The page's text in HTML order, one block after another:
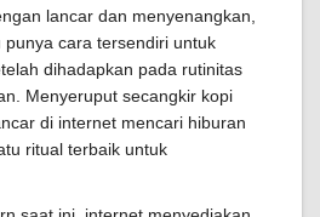
lancar dan menyenangkan,
cara tersendiri untuk
dihadapkan pada rutinitas
Menyeruput secangkir kopi
di internet mencari hiburan
ritual terbaik untuk